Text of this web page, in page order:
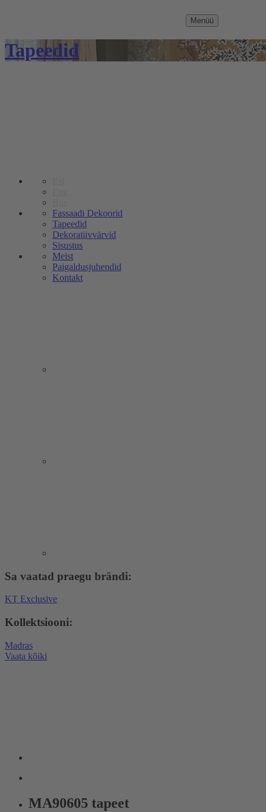
Menüü
Tapeedid
Fassaadi Dekoorid
Tapeedid
Dekoratiivvärvid
Sisustus
Meist
Paigaldusjuhendid
Kontakt
Sa vaatad praegu brändi:
KT Exclusive
Kollektsiooni:
Madras
Vaata kõiki
MA90605 tapeet